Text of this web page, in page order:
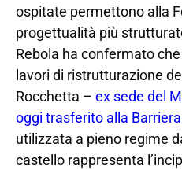
ospitate permettono alla
progettualità più
Rebola ha confermato
lavori di ristrutturazione
Rocchetta – ex sede del
oggi trasferito alla
utilizzata a pieno regime
castello rappresenta